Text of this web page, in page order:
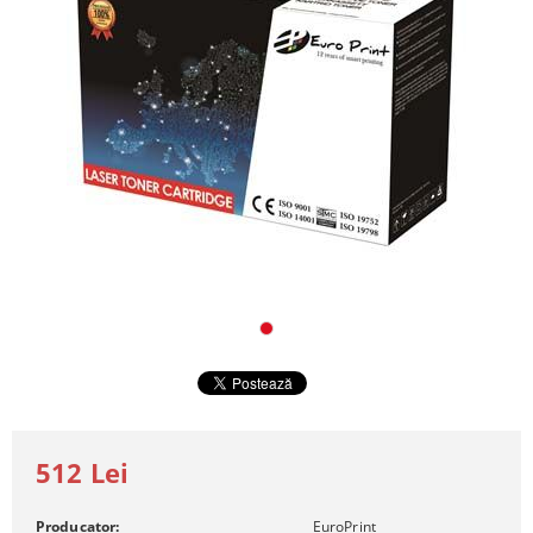
512 Lei
Producator: EuroPrint